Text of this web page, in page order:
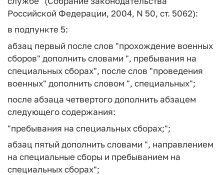
Российской Федерации, 2004, N 50, ст. 5062):
в подпункте 5:
абзац первый после слов "прохождение военных
сборов" дополнить словами ", пребывания на
специальных сборах", после слов "проведения
военных" дополнить словом ", специальных";
после абзаца четвертого дополнить абзацем
следующего содержания:
"пребывания на специальных сборах;";
абзац пятый дополнить словами ", направлением
на специальные сборы и пребыванием на
специальных сборах";